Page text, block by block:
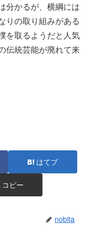
分かるが、横綱には
りの取り組みがある
を取るようだと人気
伝統芸能が廃れて来
はてブ
コピー
nobita